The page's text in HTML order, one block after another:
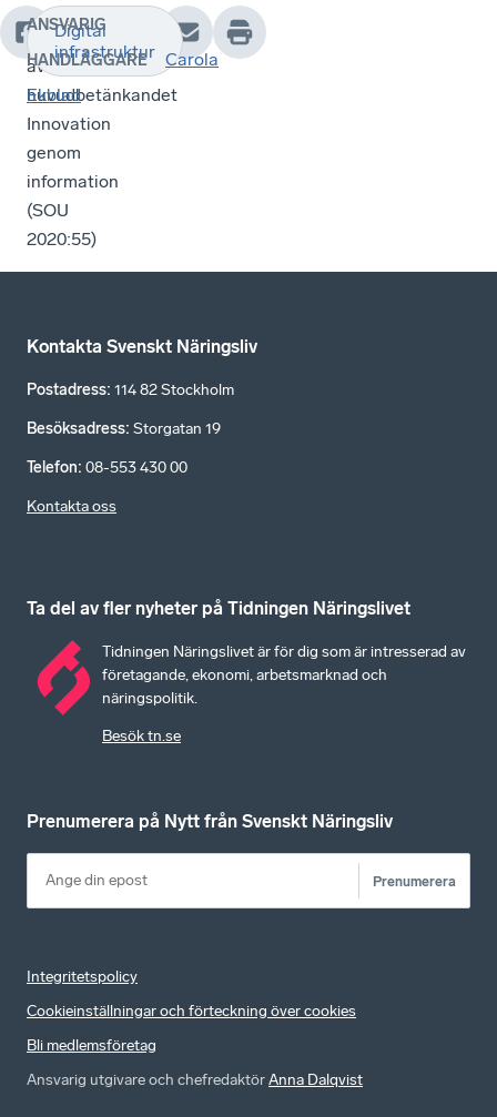
Remiss
av
huvudbetänkandet
Innovation
genom
information
(SOU
2020:55)
Digital
infrastruktur
ANSVARIG
HANDLÄGGARE
Carola
Ekblad
Kontakta Svenskt Näringsliv
Postadress: 114 82 Stockholm
Besöksadress: Storgatan 19
Telefon: 08-553 430 00
Kontakta oss
Ta del av fler nyheter på Tidningen Näringslivet
Tidningen Näringslivet är för dig som är intresserad av
företagande, ekonomi, arbetsmarknad och
näringspolitik.
Besök tn.se
Prenumerera på Nytt från Svenskt Näringsliv
Prenumerera
Integritetspolicy
Cookieinställningar och förteckning över cookies
Bli medlemsföretag
Ansvarig utgivare och chefredaktörAnna Dalqvist